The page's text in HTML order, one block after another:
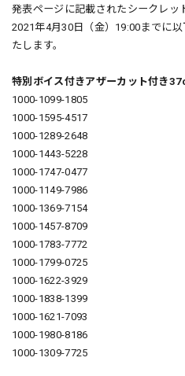
発表ページに記載されたシークレッ
2021年4月30日（金）19:00までに
たします。
特別ボイス付きアザーカット付き
1000-1099-1805
1000-1595-4517
1000-1289-2648
1000-1443-5228
1000-1747-0477
1000-1149-7986
1000-1369-7154
1000-1457-8709
1000-1783-7772
1000-1799-0725
1000-1622-3929
1000-1838-1399
1000-1621-7093
1000-1980-8186
1000-1309-7725